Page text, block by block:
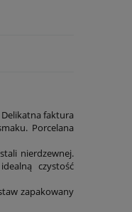
faktura
Porcelana
nierdzewnej.
czystość
zapakowany